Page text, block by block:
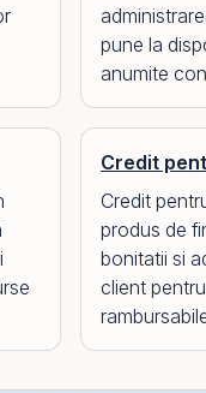
pune la
anumite
Credit
Credit
produs de
bonitatii si
client